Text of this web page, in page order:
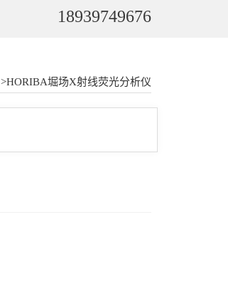
18939749676
>HORIBA堀场X射线荧光分析仪